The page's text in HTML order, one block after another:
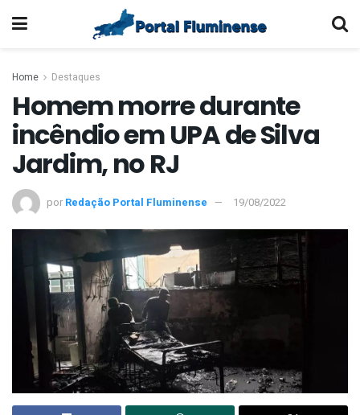
Home Destaques
Homem morre durante
incêndio em UPA de Silva
Jardim, no RJ
por Redação Portal Fluminense 19/08/2022